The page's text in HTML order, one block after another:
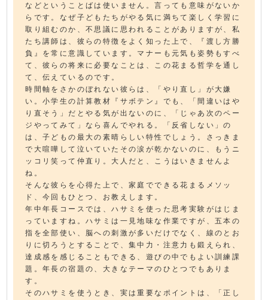
などということばは使いません。言っても意味がないか
らです。なぜ子どもたちがやる気に満ちて楽しく学習に
取り組むのか、不思議に思われることがありますが、私
たち講師は、彼らの特徴をよく知った上で、『渡し方勝
負』を常に意識しています。マナーも元気も姿勢もすべ
て、彼らの将来に必要なことは、この花まる哲学を通し
て、伝えているのです。
時間軸をさかのぼれない彼らは、「やり直し」が大嫌
い。小学生の計算教材『サボテン』でも、「間違いはや
り直そう」だとやる気が出ないのに、「じゃあ次のペー
ジやってみて」なら喜んでやれる。「反省しない」の
は、子どもの最大の素晴らしい特性でしょう。さっきま
で大喧嘩して泣いていたその涙が乾かないのに、もうニ
ッコリ笑って仲直り。大人だと、こうはいきませんよ
ね。
そんな彼らを心得た上で、家庭でできる花まるメソッ
ド、今回もひとつ、お教えします。
年中年長コースでは、ハサミを使った思考実験がはじま
っていますね。ハサミは一見地味な作業ですが、五本の
指を全部使い、脳への刺激が多いだけでなく、線のとお
りに切ろうとすることで、集中力・注意力も鍛えられ、
達成感を感じることもできる、遊びの中でもよい訓練課
題。年長の宿題の、大きなテーマのひとつでもありま
す。
そのハサミを使うとき、実は重要なポイントは、「正し